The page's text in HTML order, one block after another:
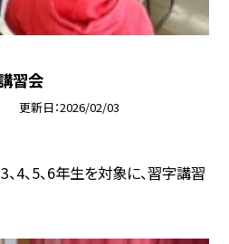
習会
更新日 2026/02/03
4、5、6年生を対象に、習字講習